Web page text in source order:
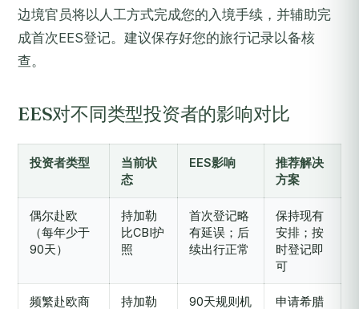
边境官员将以人工方式完成您的入境手续，并辅助完
成首次EES登记。建议保存好您的旅行记录以备核
查。
EES对不同类型投资者的影响对比
投资者类型
当前状
态
EES影响
推荐解决
方案
偶尔赴欧
（每年少于
90天）
持加勒
比CBI护
照
首次登记略
有延误；后
续出行正常
保持现有
安排；按
时登记即
可
频繁赴欧商
持加勒
90天规则机
申请希腊